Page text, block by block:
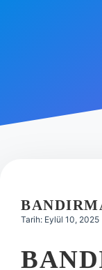
Hakkımızda
Tarih: Eylül 10, 2025